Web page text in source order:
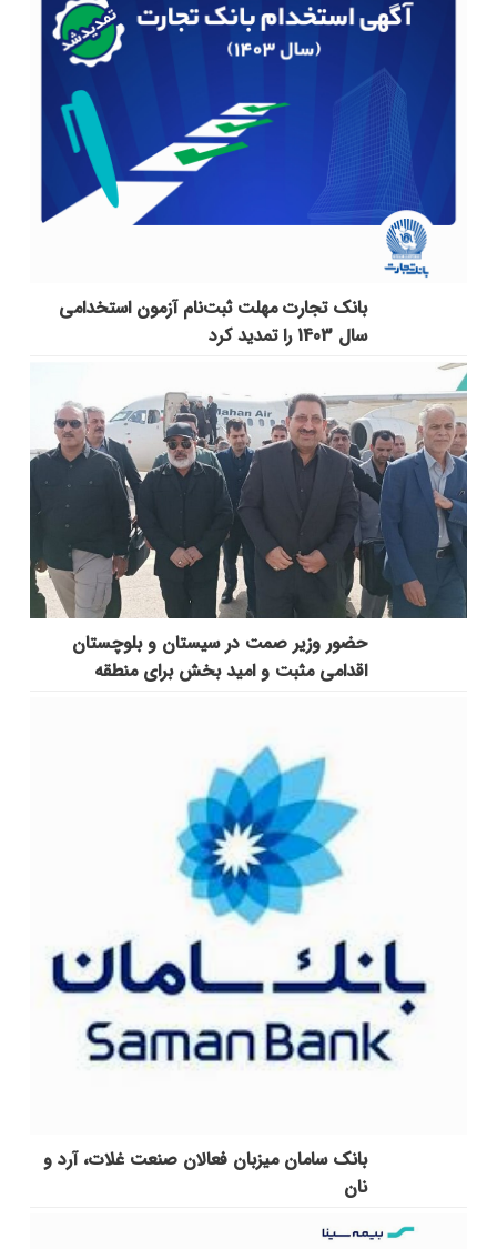
بانک تجارت مهلت ثبت‌نام آزمون استخدامی
سال 1403 را تمدید کرد
حضور وزیر صمت در سیستان و بلوچستان
اقدامی مثبت و امید بخش برای منطقه
بانک سامان میزبان فعالان صنعت غلات، آرد و
نان